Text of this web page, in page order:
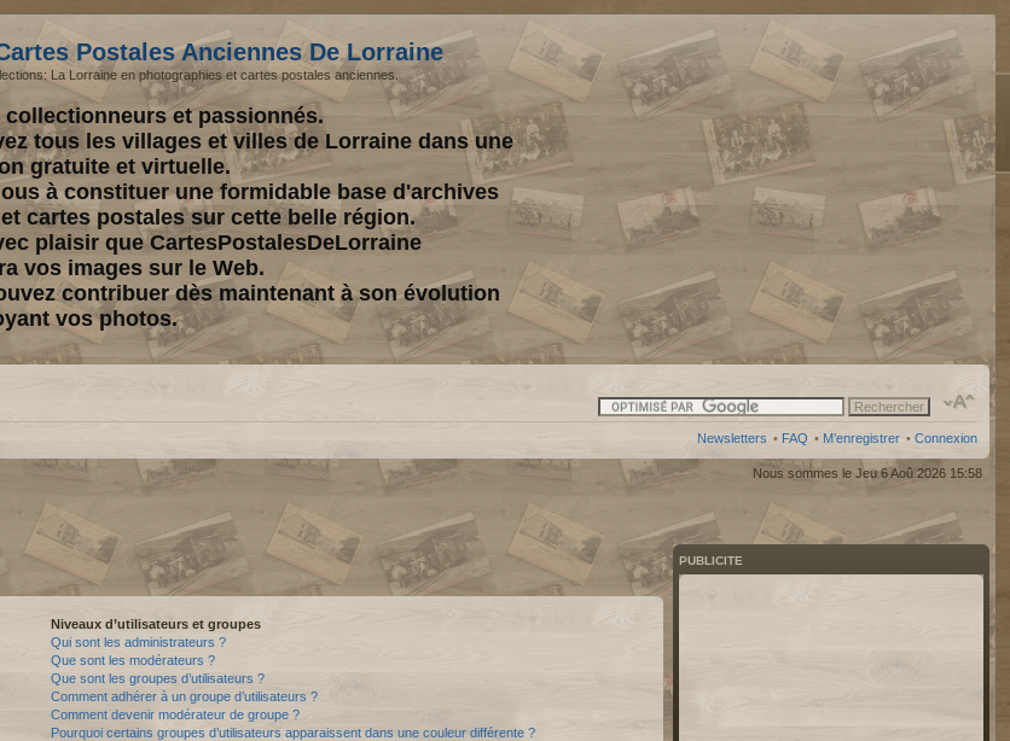
Postales Anciennes De Lorraine
La Lorraine en photographies et cartes postales anciennes.
et passionnés.
tous les villages et villes de Lorraine dans une
gratuite et virtuelle.
à constituer une formidable base d'archives
cartes postales sur cette belle région.
plaisir que CartesPostalesDeLorraine
vos images sur le Web.
contribuer dès maintenant à son évolution
vos photos.
Newsletters • FAQ • M’enregistrer • Connexion
Nous sommes le Jeu 6 Aoû 2026 15:58
Niveaux d’utilisateurs et groupes
Qui sont les administrateurs ?
Que sont les modérateurs ?
Que sont les groupes d’utilisateurs ?
Comment adhérer à un groupe d’utilisateurs ?
Comment devenir modérateur de groupe ?
Pourquoi certains groupes d’utilisateurs apparaissent dans une couleur différente ?
PUBLICITE